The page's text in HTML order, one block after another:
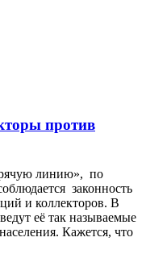
против
линию», по
законность
и коллекторов. В
её так называемые
Кажется, что